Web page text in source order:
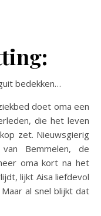
bedekken…
doet oma een
die het leven
zet. Nieuwsgierig
Bemmelen, de
oma kort na het
lijkt Aisa liefdevol
al snel blijkt dat